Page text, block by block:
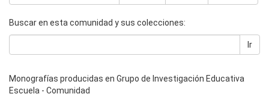
Buscar en esta comunidad y sus colecciones:
Ir
Monografías producidas en Grupo de Investigación Educativa
Escuela - Comunidad